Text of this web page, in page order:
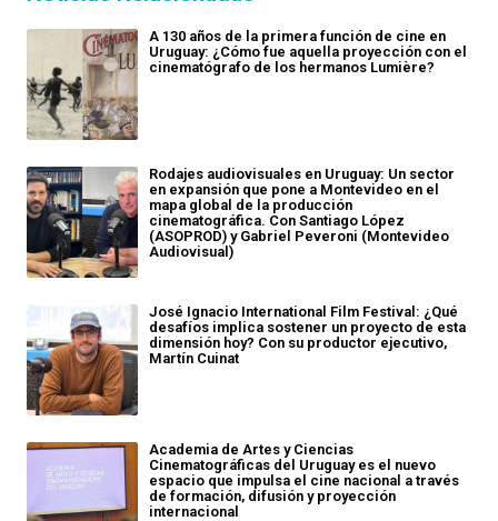
A 130 años de la primera función de cine en
Uruguay: ¿Cómo fue aquella proyección con el
cinematógrafo de los hermanos Lumière?
Rodajes audiovisuales en Uruguay: Un sector
en expansión que pone a Montevideo en el
mapa global de la producción
cinematográfica. Con Santiago López
(ASOPROD) y Gabriel Peveroni (Montevideo
Audiovisual)
José Ignacio International Film Festival: ¿Qué
desafíos implica sostener un proyecto de esta
dimensión hoy? Con su productor ejecutivo,
Martín Cuinat
Academia de Artes y Ciencias
Cinematográficas del Uruguay es el nuevo
espacio que impulsa el cine nacional a través
de formación, difusión y proyección
internacional